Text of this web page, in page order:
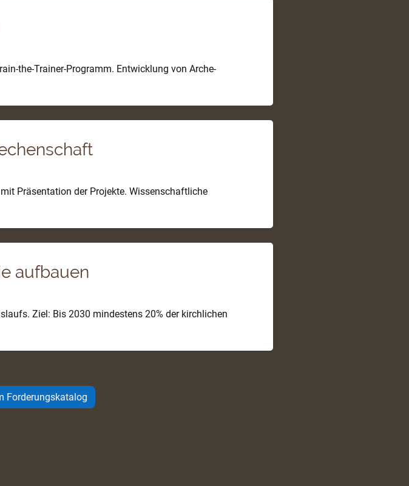
the-Trainer-Programm. Entwicklung von Arche-
Präsentation der Projekte. Wissenschaftliche
aufbauen
Ziel: Bis 2030 mindestens 20% der kirchlichen
Forderungskatalog